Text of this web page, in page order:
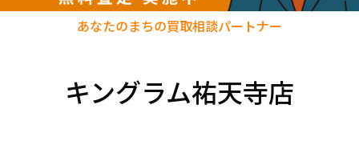
キングラム祐天寺店
あなたのまちの買取相談パートナー